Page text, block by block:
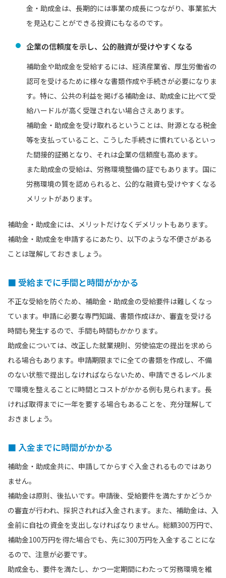
金・助成金は、長期的には事業の成長につながり、事業拡大
を見込むことができる投資にもなるのです。
企業の信頼度を示し、公的融資が受けやすくなる
補助金や助成金を受給するには、経済産業省、厚生労働省の
認可を受けるために様々な書類作成や手続きが必要になりま
す。特に、公共の利益を掲げる補助金は、助成金に比べて受
給ハードルが高く受理されない場合さえあります。
補助金・助成金を受け取れるということは、財源となる税金
等を支払っていること、こうした手続きに慣れているといっ
た間接的証拠となり、それは企業の信頼度も高めます。
また助成金の受給は、労務環境整備の証でもあります。国に
労務環境の質を認められると、公的な融資も受けやすくなる
メリットがあります。
補助金・助成金には、メリットだけなくデメリットもあります。
補助金・助成金を申請するにあたり、以下のような不便さがある
ことは理解しておきましょう。
■ 受給までに手間と時間がかかる
不正な受給を防ぐため、補助金・助成金の受給要件は難しくなっ
ています。申請に必要な専門知識、書類作成ほか、審査を受ける
時間も発生するので、手間も時間もかかります。
助成金については、改正した就業規則、労使協定の提出を求めら
れる場合もあります。申請期限までに全ての書類を作成し、不備
のない状態で提出しなければならないため、申請できるレベルま
で環境を整えることに時間とコストがかかる例も見られます。長
ければ取得までに一年を要する場合もあることを、充分理解して
おきましょう。
■ 入金までに時間がかかる
補助金・助成金共に、申請してからすぐ入金されるものではあり
ません。
補助金は原則、後払いです。申請後、受給要件を満たすかどうか
の審査が行われ、採択されれば入金されます。また、補助金は、入
金前に自社の資金を支出しなければなりません。総額300万円で、
補助金100万円を得た場合でも、先に300万円を入金することにな
るので、注意が必要です。
助成金も、要件を満たし、かつ一定期間にわたって労務環境を維